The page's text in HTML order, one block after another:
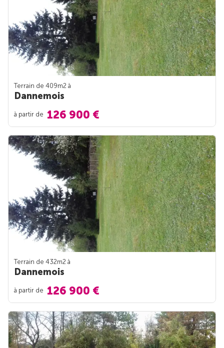
Terrain de 409m2 à
Dannemois
à partir de 126 900 €
Terrain de 432m2 à
Dannemois
à partir de 126 900 €